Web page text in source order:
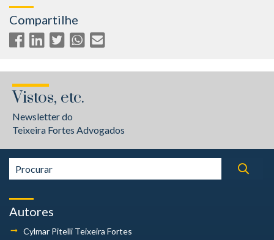
Compartilhe
Vistos, etc.
Newsletter do
Teixeira Fortes Advogados
Autores
Cylmar Pitelli Teixeira Fortes